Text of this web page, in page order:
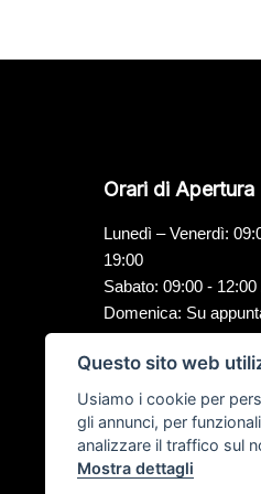
Questo sito web
Usiamo i cookie per
gli annunci, per
analizzare il traffico sul
Mostra dettagli
Orari di Apertura
Lunedì – Venerdì:
19:00
Sabato: 09:00 -
Domenica: Su